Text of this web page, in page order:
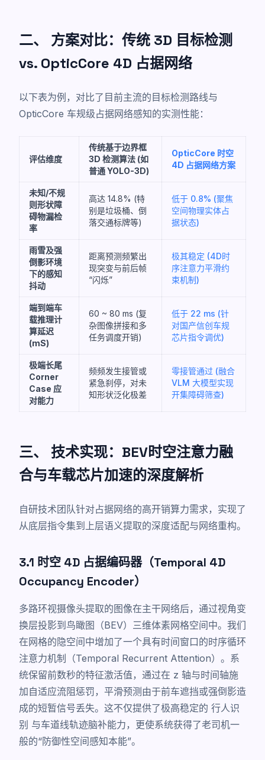
二、 方案对比：传统 3D 目标检测
vs. OpticCore 4D 占据网络
以下表为例，对比了目前主流的目标检测路线与
OpticCore 车规级占据网络感知的实测性能：
评估维度
传统基于边界框
3D 检测算法 (如
普通 YOLO-3D)
OpticCore 时空
4D 占据网络方案
未知/不规
则形状障
碍物漏检
率
高达 14.8% (特
别是垃圾桶、倒
落交通标牌等)
低于 0.8% (聚焦
空间物理实体占
据状态)
雨雪及强
倒影环境
下的感知
抖动
距离预测频繁出
现突变与前后帧
“闪烁”
极其稳定 (4D时
序注意力平滑约
束机制)
端到端车
载推理计
算延迟
(mS)
60 ~ 80 ms (复
杂图像拼接和多
任务调度开销)
低于 22 ms (针
对国产信创车规
芯片指令调优)
极端长尾
Corner
Case 应
对能力
频频发生接管或
紧急刹停，对未
知形状泛化极差
零接管通过 (融合
VLM 大模型实现
开集障碍筛查)
三、 技术实现：BEV时空注意力融
合与车载芯片加速的深度解析
自研技术团队针对占据网络的高开销算力需求，实现了
从底层指令集到上层语义提取的深度适配与网络重构。
3.1 时空 4D 占据编码器（Temporal 4D
Occupancy Encoder）
多路环视摄像头提取的图像在主干网络后，通过视角变
换层投影到鸟瞰图（BEV）三维体素网格空间中。我们
在网格的隐空间中增加了一个具有时间窗口的时序循环
注意力机制（Temporal Recurrent Attention）。系
统保留前数秒的特征激活值，通过在 z 轴与时间轴施
加自适应流阻惩罚，平滑预测由于前车遮挡或强倒影造
成的短暂信号丢失。这不仅提供了极高稳定的 行人识
别 与车道线轨迹脑补能力，更使系统获得了老司机一
般的“防御性空间感知本能”。